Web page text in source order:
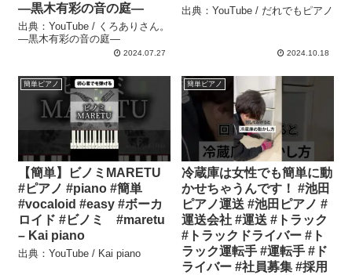
―黒木有彩の音の庭―
出典：YouTube / くろありさん。
―黒木有彩の音の庭―
2024.07.27
出典：YouTube / だれでもピアノ
2024.10.18
簡単ピアノ
【簡単】ビノミMARETU
#ピアノ #piano #簡単
#vocaloid #easy #ボーカ
ロイド #ビノミ #maretu
– Kai piano
出典：YouTube / Kai piano
簡単ピアノ
冷蔵庫は女性でも簡単に動
かせちゃうんです！ #池田
ピアノ運送 #池田ピアノ #
運送会社 #運送 #トラック
#トラックドライバー #ト
ラック運転手 #運転手 #ド
ライバー #社員募集 #採用